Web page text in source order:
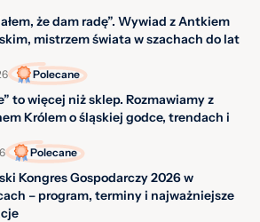
że dam radę”. Wywiad z Antkiem
mistrzem świata w szachach do lat
Polecane
to więcej niż sklep. Rozmawiamy z
Królem o śląskiej godce, trendach i
Polecane
Kongres Gospodarczy 2026 w
– program, terminy i najważniejsze